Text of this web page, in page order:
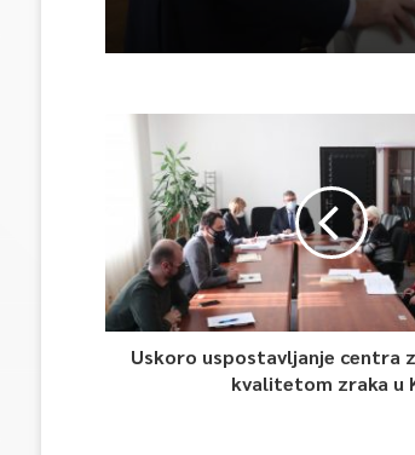
Uskoro uspostavljanje centra
kvalitetom zraka u